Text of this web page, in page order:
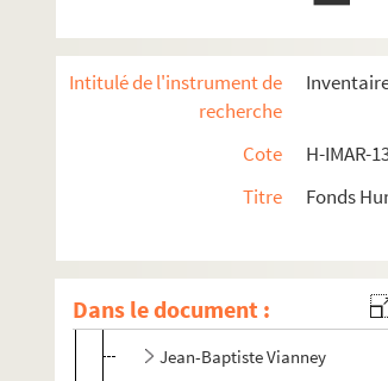
Intitulé de l'instrument de
recherche
Cote
H-IMAR-
Titre
Fonds
Dans le document :
H-IMAR-18-86-255. Saint Vite ou
Vital martyr - Vitalis Ragi
H-IMAR-18-89-265. Saint Vigilius
H-IMAR-18-91-270. Jean-Baptiste
H-IMAR-18-92-271. Une visite à
Jean-Baptiste Vianney